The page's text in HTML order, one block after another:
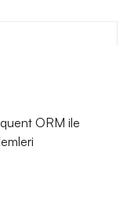
En Popüler ve
ORM ile